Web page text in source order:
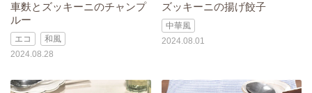
車麩とズッキーニのチャンプ
ルー
エコ
和風
2024.08.28
ズッキーニの揚げ餃子
中華風
2024.08.01